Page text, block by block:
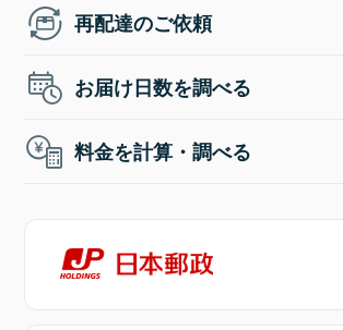
再配達のご依頼
お届け日数を調べる
料金を計算・調べる